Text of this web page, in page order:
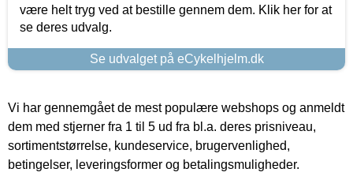
være helt tryg ved at bestille gennem dem. Klik her for at
se deres udvalg.
Se udvalget på eCykelhjelm.dk
Vi har gennemgået de mest populære webshops og anmeldt
dem med stjerner fra 1 til 5 ud fra bl.a. deres prisniveau,
sortimentstørrelse, kundeservice, brugervenlighed,
betingelser, leveringsformer og betalingsmuligheder.